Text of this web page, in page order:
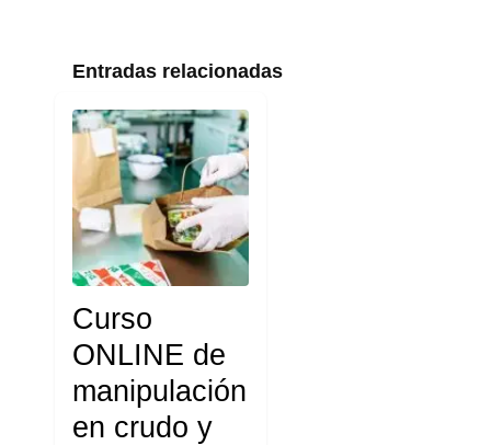
Entradas relacionadas
Curso
ONLINE de
manipulación
en crudo y